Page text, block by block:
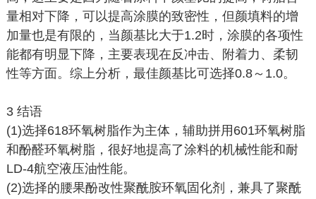
量相对下降，可以提高涂膜的致密性，但颜填料的增
加量也是有限的，当颜基比大于1.2时，涂膜的各项性
能都有明显下降，主要表现在反冲击、附着力、柔韧
性等方面。综上分析，最佳颜基比可选择0.8～1.0。
3 结语
(1)选择618环氧树脂作为主体，辅助拼用601环氧树脂
和酚醛环氧树脂，很好地提高了涂料的机械性能和耐
LD-4航空液压油性能。
(2)选择的腰果酚改性聚酰胺环氧固化剂，兼具了聚酰